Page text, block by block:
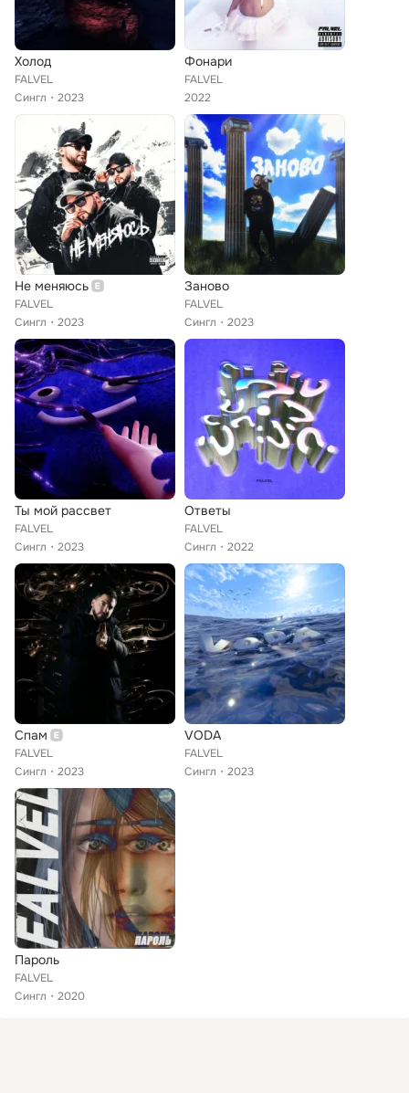
Холод
FALVEL
Сингл
2023
Фонари
FALVEL
2022
Не меняюсь
FALVEL
Сингл
2023
Заново
FALVEL
Сингл
2023
Ты мой рассвет
FALVEL
Сингл
2023
Ответы
FALVEL
Сингл
2022
Спам
FALVEL
Сингл
2023
VODA
FALVEL
Сингл
2023
Пароль
FALVEL
Сингл
2020